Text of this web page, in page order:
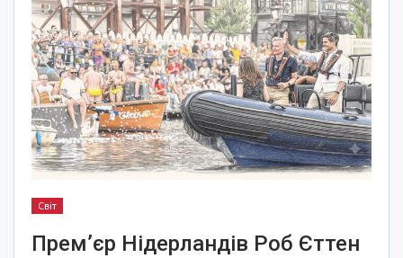
Світ
Прем’єр Нідерландів Роб Єттен